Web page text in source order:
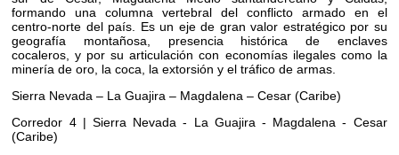
formando una columna vertebral del conflicto armado en el
centro-norte del país. Es un eje de gran valor estratégico por su
geografía montañosa, presencia histórica de enclaves
cocaleros, y por su articulación con economías ilegales como la
minería de oro, la coca, la extorsión y el tráfico de armas.
Sierra Nevada – La Guajira – Magdalena – Cesar (Caribe)
Corredor 4 | Sierra Nevada - La Guajira - Magdalena - Cesar
(Caribe)